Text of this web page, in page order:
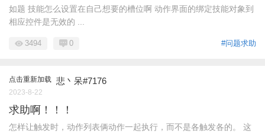
如题 技能怎么设置在自己想要的槽位啊 动作界面的绑定技能对象到
相应控件是无效的 ...
#问题求助
3494 0
点击重新加载 悲丶呆#7176
2023-8-22
求助啊！！！
怎样让触发时，动作列表俩动作一起执行，而不是各触发各的。 这